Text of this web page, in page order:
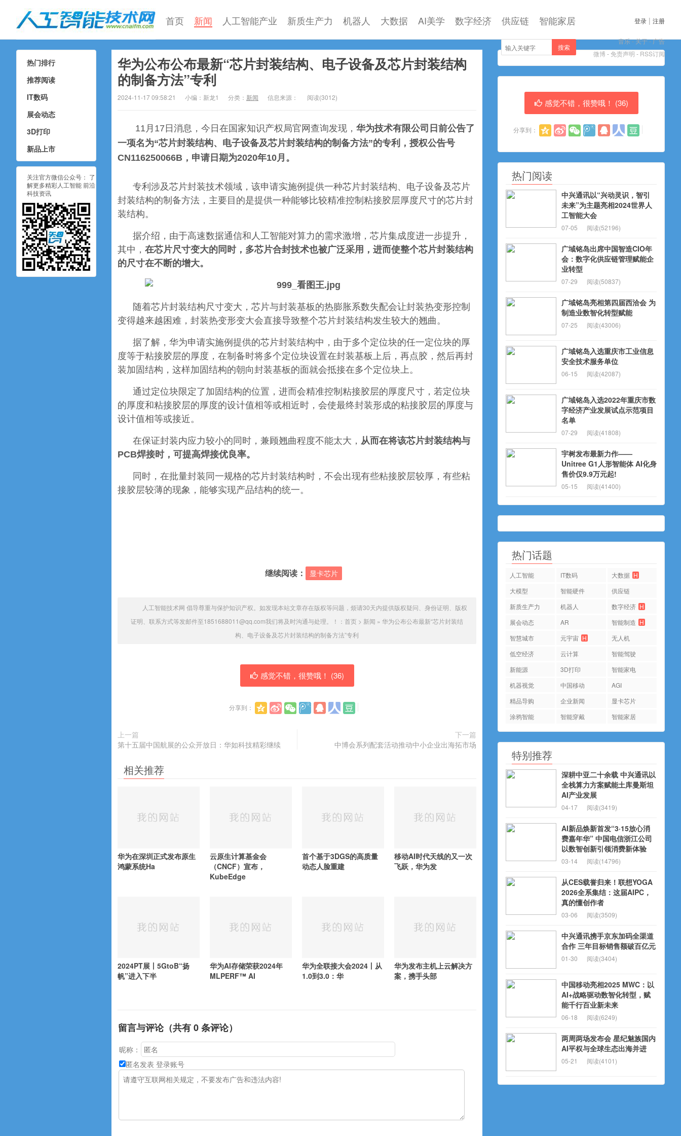
人工智能技术网
首页 新闻 人工智能产业 新质生产力 机器人 大数据 AI美学 数字经济 供应链 智能家居 登录 | 注册
音乐-关于-广告
微博 - 免责声明 - RSS订阅
搜索
华为公布公布最新“芯片封装结构、电子设备及芯片封装结构
的制备方法”专利
2024-11-17 09:58:21 小编：新龙1 分类： 新闻 信息来源： 阅读(3012)
11月17日消息，今日在国家知识产权局官网查询发现， 华为技术有限公司日前公告了
一项名为“芯片封装结构、电子设备及芯片封装结构的制备方法”的专利，授权公告号
CN116250066B，申请日期为2020年10月。
专利涉及芯片封装技术领域，该申请实施例提供一种芯片封装结构、电子设备及芯片
封装结构的制备方法，主要目的是提供一种能够比较精准控制粘接胶层厚度尺寸的芯片封
装结构。
据介绍，由于高速数据通信和人工智能对算力的需求激增，芯片集成度进一步提升，
其中， 在芯片尺寸变大的同时，多芯片合封技术也被广泛采用，进而使整个芯片封装结构
的尺寸在不断的增大。
随着芯片封装结构尺寸变大，芯片与封装基板的热膨胀系数失配会让封装热变形控制
变得越来越困难，封装热变形变大会直接导致整个芯片封装结构发生较大的翘曲。
据了解，华为申请实施例提供的芯片封装结构中，由于多个定位块的任一定位块的厚
度等于粘接胶层的厚度，在制备时将多个定位块设置在封装基板上后，再点胶，然后再封
装加固结构，这样加固结构的朝向封装基板的面就会抵接在多个定位块上。
通过定位块限定了加固结构的位置，进而会精准控制粘接胶层的厚度尺寸，若定位块
的厚度和粘接胶层的厚度的设计值相等或相近时，会使最终封装形成的粘接胶层的厚度与
设计值相等或接近。
在保证封装内应力较小的同时，兼顾翘曲程度不能太大， 从而在将该芯片封装结构与
PCB焊接时，可提高焊接优良率。
同时，在批量封装同一规格的芯片封装结构时，不会出现有些粘接胶层较厚，有些粘
接胶层较薄的现象，能够实现产品结构的统一。
继续阅读： 显卡芯片
人工智能技术网 倡导尊重与保护知识产权。如发现本站文章存在版权等问题，烦请30天内提供版权疑问、身份证明、版权
证明、联系方式等发邮件至1851688011@qq.com我们将及时沟通与处理。！： 首页 > 新闻 » 华为公布公布最新“芯片封装结
构、电子设备及芯片封装结构的制备方法”专利
感觉不错，很赞哦！ (36)
分享到：
上一篇
第十五届中国航展的公众开放日：华如科技精彩继续
下一篇
中博会系列配套活动推动中小企业出海拓市场
相关推荐
华为在深圳正式发布原生
鸿蒙系统Ha
云原生计算基金会
（CNCF）宣布，
KubeEdge
首个基于3DGS的高质量
动态人脸重建
移动AI时代天线的又一次
飞跃，华为发
2024PT展丨5GtoB“扬
帆”进入下半
华为AI存储荣获2024年
MLPERF™ AI
华为全联接大会2024丨从
1.0到3.0：华
华为发布主机上云解决方
案，携手头部
留言与评论（共有0条评论）
昵称：
匿名发表 登录账号
热门排行
推荐阅读
IT数码
展会动态
3D打印
新品上市
关注官方微信公众号： 了
解更多精彩人工智能 前沿
科技资讯
感觉不错，很赞哦！ (36)
分享到：
热门阅读
中兴通讯以“兴动灵识，智引
未来”为主题亮相2024世界人
工智能大会
07-05 阅读(52196)
广域铭岛出席中国智造CIO年
会：数字化供应链管理赋能企
业转型
07-29 阅读(50837)
广域铭岛亮相第四届西洽会 为
制造业数智化转型赋能
07-25 阅读(43006)
广域铭岛入选重庆市工业信息
安全技术服务单位
06-15 阅读(42087)
广域铭岛入选2022年重庆市数
字经济产业发展试点示范项目
名单
07-29 阅读(41808)
宇树发布最新力作——
Unitree G1人形智能体 AI化身
售价仅9.9万元起!
05-15 阅读(41400)
热门话题
人工智能 IT数码 大数据 H
大模型
智能硬件
供应链
新质生产力
机器人 数字经济 H
展会动态
AR 智能制造 H
智慧城市
元宇宙 H
无人机
低空经济
云计算
智能驾驶
新能源
3D打印
智能家电
机器视觉
中国移动
AGI
精品导购
企业新闻
显卡芯片
涂鸦智能
智能穿戴 智能家居
特别推荐
深耕中亚二十余载 中兴通讯以
全栈算力方案赋能土库曼斯坦
AI产业发展
04-17 阅读(3419)
AI新品焕新首发“3·15放心消
费嘉年华” 中国电信浙江公司
以数智创新引领消费新体验
03-14 阅读(14796)
从CES载誉归来！联想YOGA
2026全系集结：这届AIPC，
真的懂创作者
03-06 阅读(3509)
中兴通讯携手京东加码全渠道
合作 三年目标销售额破百亿元
01-30 阅读(3404)
中国移动亮相2025 MWC：以
AI+战略驱动数智化转型，赋
能千行百业新未来
06-18 阅读(6249)
两周两场发布会 星纪魅族国内
AI平权与全球生态出海并进
05-21 阅读(4101)